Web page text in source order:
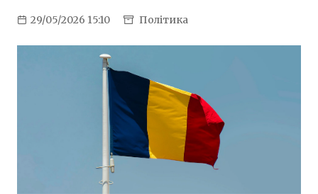
29/05/2026 15:10 Політика